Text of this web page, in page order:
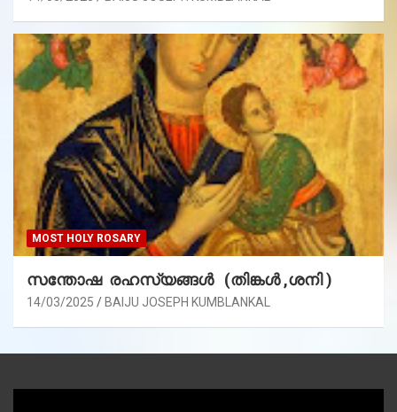
MOST HOLY ROSARY
സന്തോഷ രഹസ്യങ്ങൾ (തിങ്കൾ ,ശനി )
14/03/2025 BAIJU JOSEPH KUMBLANKAL